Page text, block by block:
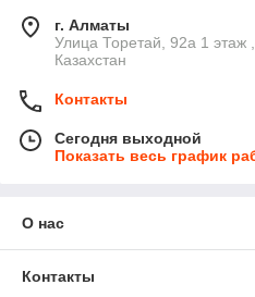
г. Алматы
​Улица Торетай, 92а​ 1
Казахстан
Контакты
Сегодня выходной
Показать весь график
О нас
Контакты